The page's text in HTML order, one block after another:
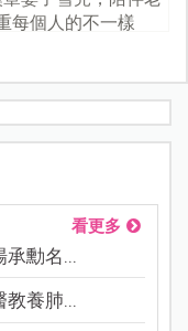
每個人的不一樣
看更多
勳名...
教養肺...